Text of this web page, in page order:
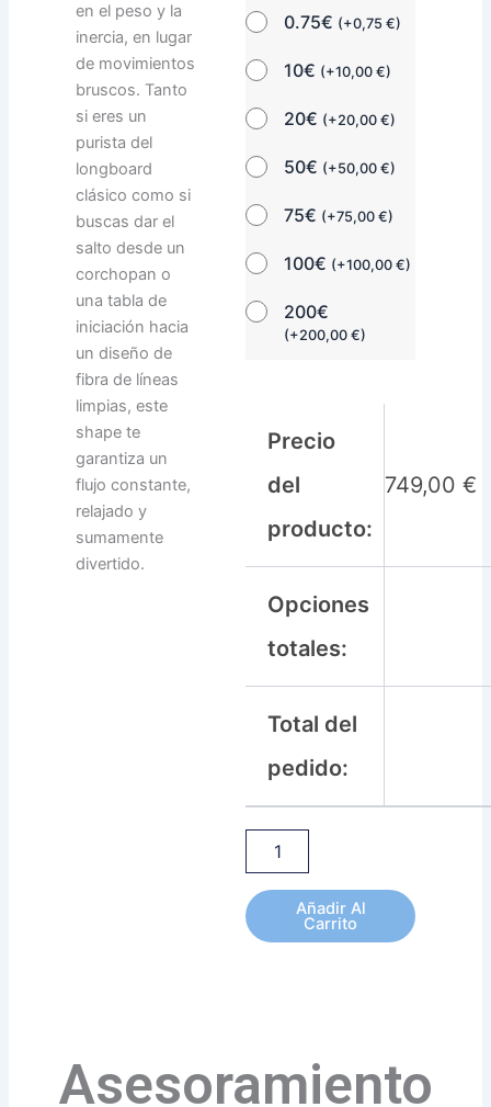
0.75€ (+0,75€)
10€ (+10,00€)
20€ (+20,00€)
50€ (+50,00€)
75€ (+75,00€)
100€ (+100,00€)
200€
(+200,00€)
Precio
del
producto:
749,00€
Opciones
totales:
Total del
pedido:
Añadir Al
Carrito
en el peso y la
inercia, en lugar
de movimientos
bruscos. Tanto
si eres un
purista del
longboard
clásico como si
buscas dar el
salto desde un
corchopan o
una tabla de
iniciación hacia
un diseño de
fibra de líneas
limpias, este
shape te
garantiza un
flujo constante,
relajado y
sumamente
divertido.
Asesoramiento